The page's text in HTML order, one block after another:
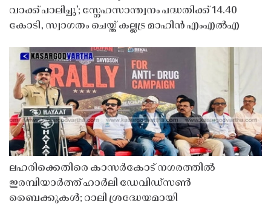
വാക്ക് പാലിച്ചു’; സ്നേഹസാന്ത്വനം പദ്ധതിക്ക് 14.40
കോടി, സ്വാഗതം ചെയ്ത് കല്ലട്ര മാഹിൻ എംഎൽഎ
ലഹരിക്കെതിരെ കാസർകോട് നഗരത്തിൽ
ഇരമ്പിയാർത്ത് ഹാർലി ഡേവിഡ്‌സൺ
ബൈക്കുകൾ; റാലി ശ്രദ്ധേയമായി